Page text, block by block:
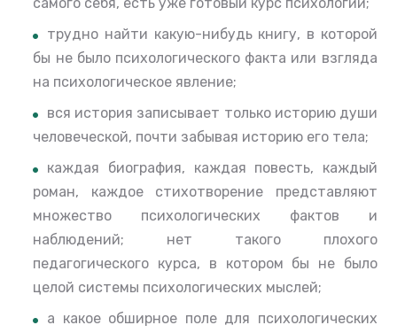
трудно найти какую-нибудь книгу, в которой
бы не было психологического факта или взгляда
на психологическое явление;
вся история записывает только историю души
человеческой, почти забывая историю его тела;
каждая биография, каждая повесть, каждый
роман, каждое стихотворение представляют
множество психологических фактов и
наблюдений; нет такого плохого
педагогического курса, в котором бы не было
целой системы психологических мыслей;
а какое обширное поле для психологических